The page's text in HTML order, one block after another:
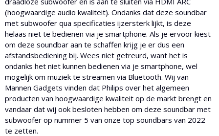
(hoogwaardige audio kwaliteit). Ondanks dat deze soundbar
met subwoofer qua specificaties ijzersterk lijkt, is deze
helaas niet te bedienen via je smartphone. Als je ervoor kiest
om deze soundbar aan te schaffen krijg je er dus een
afstandsbediening bij. Wees niet getreurd, want het is
ondanks het niet kunnen bedienen via je smartphone, wel
mogelijk om muziek te streamen via Bluetooth. Wij van
Mannen Gadgets vinden dat Philips over het algemeen
producten van hoogwaardige kwaliteit op de markt brengt en
vandaar dat wij ook besloten hebben om deze soundbar met
subwoofer op nummer 5 van onze top soundbars van 2022
te zetten.